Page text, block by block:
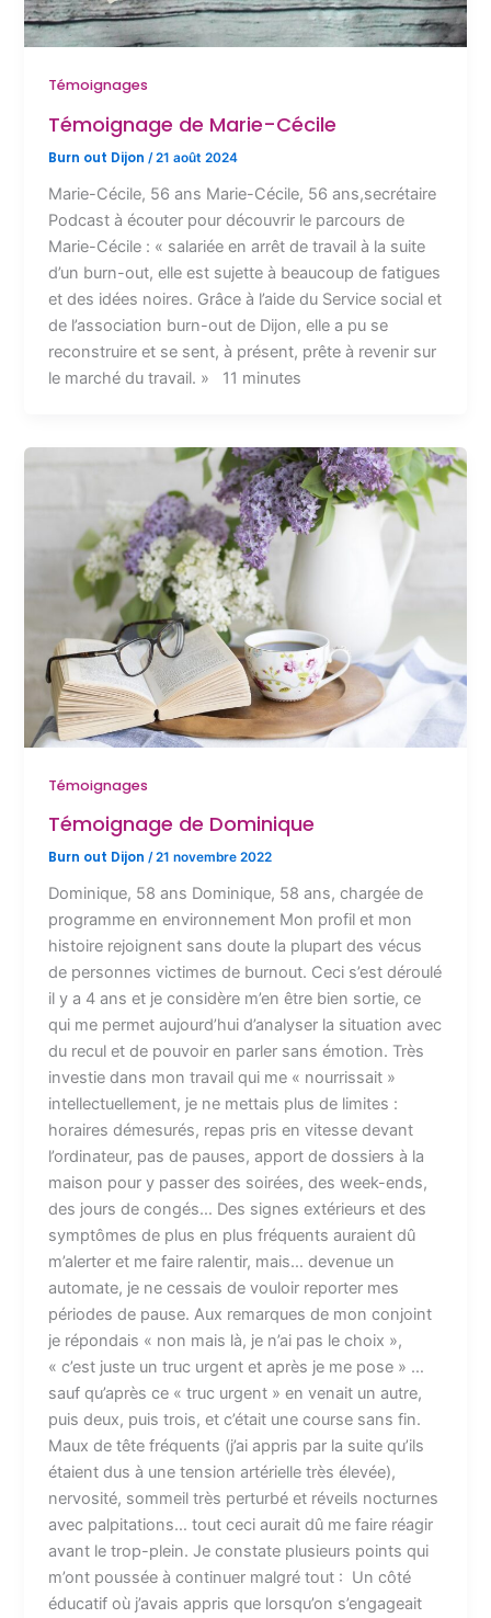
Témoignages
Témoignage de Marie-Cécile
Burn out Dijon/21 août 2024
Marie-Cécile, 56 ans Marie-Cécile, 56 ans,secrétaire
Podcast à écouter pour découvrir le parcours de
Marie-Cécile : « salariée en arrêt de travail à la suite
d’un burn-out, elle est sujette à beaucoup de fatigues
et des idées noires. Grâce à l’aide du Service social et
de l’association burn-out de Dijon, elle a pu se
reconstruire et se sent, à présent, prête à revenir sur
le marché du travail. » 11 minutes
Témoignages
Témoignage de Dominique
Burn out Dijon/21 novembre 2022
Dominique, 58 ans Dominique, 58 ans, chargée de
programme en environnement Mon profil et mon
histoire rejoignent sans doute la plupart des vécus
de personnes victimes de burnout. Ceci s’est déroulé
il y a 4 ans et je considère m’en être bien sortie, ce
qui me permet aujourd’hui d’analyser la situation avec
du recul et de pouvoir en parler sans émotion. Très
investie dans mon travail qui me « nourrissait »
intellectuellement, je ne mettais plus de limites :
horaires démesurés, repas pris en vitesse devant
l’ordinateur, pas de pauses, apport de dossiers à la
maison pour y passer des soirées, des week-ends,
des jours de congés… Des signes extérieurs et des
symptômes de plus en plus fréquents auraient dû
m’alerter et me faire ralentir, mais… devenue un
automate, je ne cessais de vouloir reporter mes
périodes de pause. Aux remarques de mon conjoint
je répondais « non mais là, je n’ai pas le choix »,
« c’est juste un truc urgent et après je me pose » …
sauf qu’après ce « truc urgent » en venait un autre,
puis deux, puis trois, et c’était une course sans fin.
Maux de tête fréquents (j’ai appris par la suite qu’ils
étaient dus à une tension artérielle très élevée),
nervosité, sommeil très perturbé et réveils nocturnes
avec palpitations… tout ceci aurait dû me faire réagir
avant le trop-plein. Je constate plusieurs points qui
m’ont poussée à continuer malgré tout : Un côté
éducatif où j’avais appris que lorsqu’on s’engageait